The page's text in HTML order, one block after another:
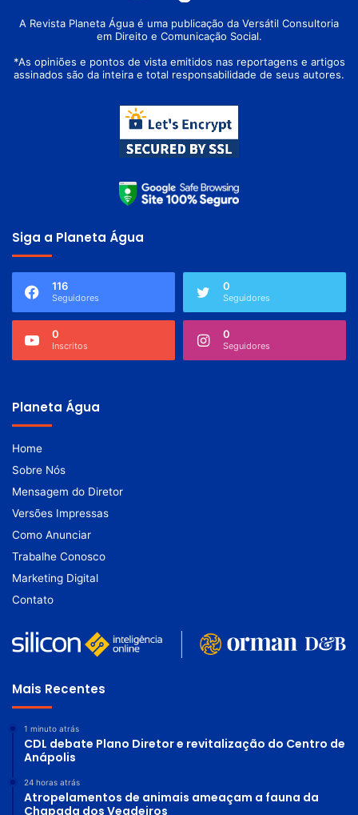
A Revista Planeta Água é uma publicação da Versátil Consultoria
em Direito e Comunicação Social.
*As opiniões e pontos de vista emitidos nas reportagens e artigos
assinados são da inteira e total responsabilidade de seus autores.
Siga a Planeta Água
116
Seguidores
0
Seguidores
0
Inscritos
0
Seguidores
Planeta Água
Home
Sobre Nós
Mensagem do Diretor
Versões Impressas
Como Anunciar
Trabalhe Conosco
Marketing Digital
Contato
Mais Recentes
1 minuto atrás
CDL debate Plano Diretor e revitalização do Centro de
Anápolis
24 horas atrás
Atropelamentos de animais ameaçam a fauna da
Chapada dos Veadeiros